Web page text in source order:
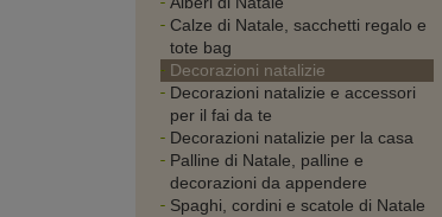
Calze di Natale, sacchetti regalo e
tote bag
Decorazioni natalizie
Decorazioni natalizie e accessori
per il fai da te
Decorazioni natalizie per la casa
Palline di Natale, palline e
decorazioni da appendere
Spaghi, cordini e scatole di Natale